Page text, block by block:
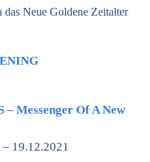
Neue Goldene Zeitalter
Messenger Of A New
19.12.2021